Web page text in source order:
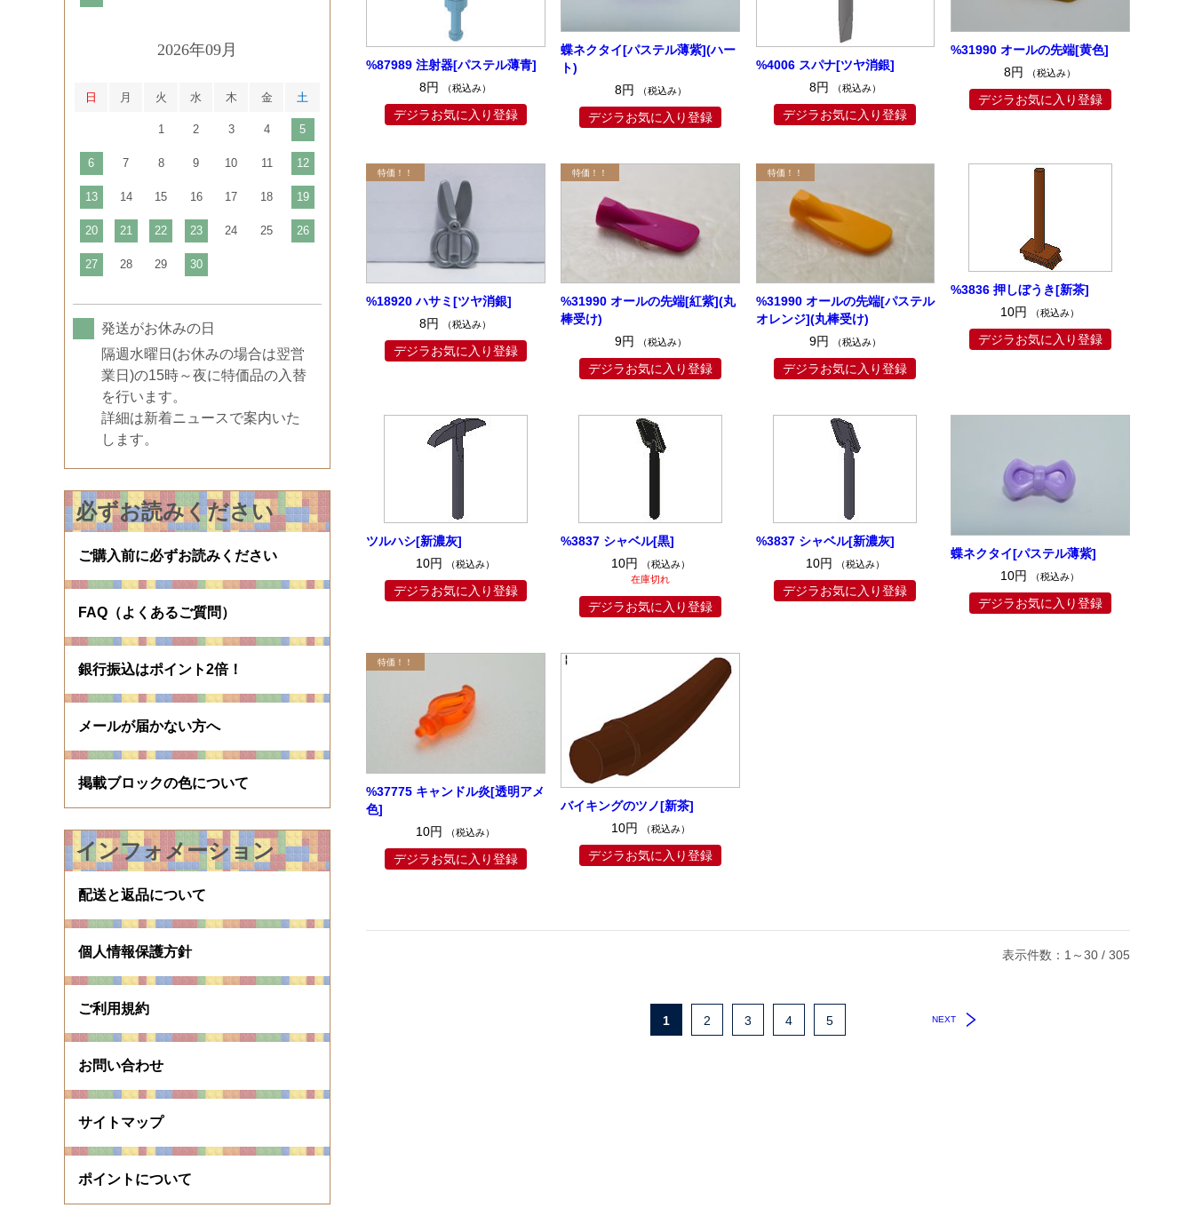
%87989 注射器[パステル薄青]
8円
（税込み）
デジラお気に入り登録
蝶ネクタイ[パステル薄紫](ハー
ト)
8円
（税込み）
デジラお気に入り登録
%4006 スパナ[ツヤ消銀]
8円
（税込み）
デジラお気に入り登録
%31990 オールの先端[黄色]
8円
（税込み）
デジラお気に入り登録
%18920 ハサミ[ツヤ消銀]
8円
（税込み）
デジラお気に入り登録
%31990 オールの先端[紅紫](丸
棒受け)
9円
（税込み）
デジラお気に入り登録
%31990 オールの先端[パステル
オレンジ](丸棒受け)
9円
（税込み）
デジラお気に入り登録
%3836 押しぼうき[新茶]
10円
（税込み）
デジラお気に入り登録
ツルハシ[新濃灰]
10円
（税込み）
デジラお気に入り登録
%3837 シャベル[黒]
10円
（税込み）
在庫切れ
デジラお気に入り登録
%3837 シャベル[新濃灰]
10円
（税込み）
デジラお気に入り登録
蝶ネクタイ[パステル薄紫]
10円
（税込み）
デジラお気に入り登録
%37775 キャンドル炎[透明アメ
色]
10円
（税込み）
デジラお気に入り登録
バイキングのツノ[新茶]
10円
（税込み）
デジラお気に入り登録
表示件数：1～30 / 305
NEXT
1 2 3 4 5
2026年09月
日 月 火 水 木 金 土
1 2 3 4 5
6 7 8 9 10 11 12
13 14 15 16 17 18 19
20 21 22 23 24 25 26
27 28 29 30
発送がお休みの日
隔週水曜日(お休みの場合は翌営
業日)の15時～夜に特価品の入替
を行います。
詳細は新着ニュースで案内いた
します。
必ずお読みください
ご購入前に必ずお読みください
FAQ（よくあるご質問）
銀行振込はポイント2倍！
メールが届かない方へ
掲載ブロックの色について
インフォメーション
配送と返品について
個人情報保護方針
ご利用規約
お問い合わせ
サイトマップ
ポイントについて